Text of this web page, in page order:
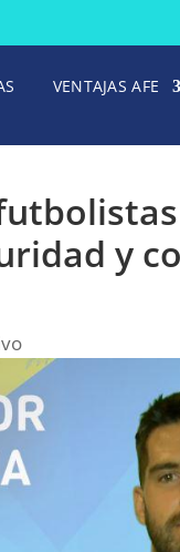
VENTAJAS AFE
y